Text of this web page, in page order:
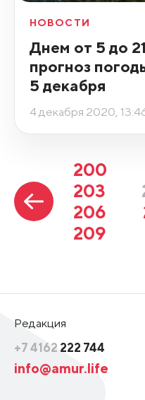
НОВОСТИ
Днем от 5 до
прогноз
5 декабря
4 декабря 2020,
200
203
206
209
Редакция
+7 4162 222 744
info@amur.life